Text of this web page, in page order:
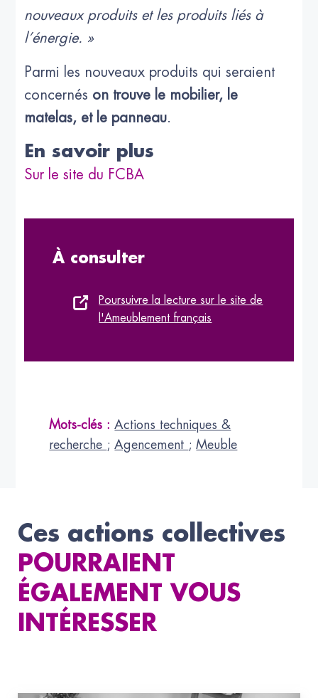
nouveaux produits et les produits liés à
l’énergie. »
Parmi les nouveaux produits qui seraient
concernés on trouve le mobilier, le
matelas, et le panneau.
En savoir plus
Sur le site du FCBA
À consulter
Poursuivre la lecture sur le site de
l'Ameublement français
Mots-clés : Actions techniques &
recherche ;Agencement ;Meuble
Ces actions collectives
POURRAIENT
ÉGALEMENT VOUS
INTÉRESSER